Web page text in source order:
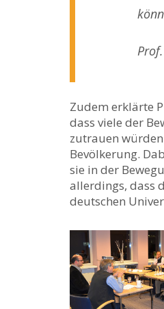
Zudem erklärte
dass viele der
zutrauen
Bevölkerung.
sie in der
allerdings, dass
deutschen